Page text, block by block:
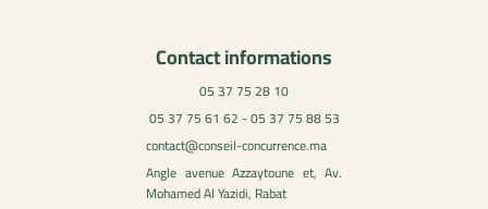
Contact informations
05 37 75 28 10
05 37 75 61 62 - 05 37 75 88 53
contact@conseil-concurrence.ma
Angle avenue Azzaytoune et, Av.
Mohamed Al Yazidi, Rabat